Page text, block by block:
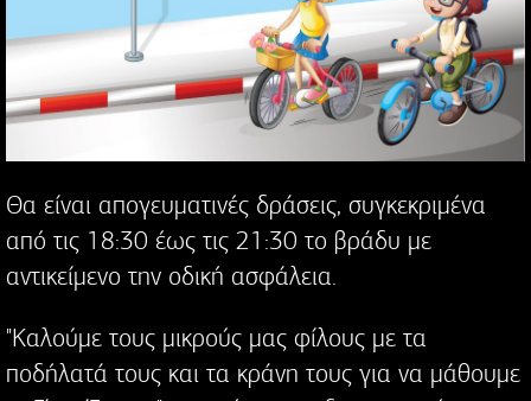
Θα είναι απογευματινές δράσεις, συγκεκριμένα
από τις 18:30 έως τις 21:30 το βράδυ με
αντικείμενο την οδική ασφάλεια.
"Καλούμε τους μικρούς μας φίλους με τα
ποδήλατά τους και τα κράνη τους για να μάθουμε